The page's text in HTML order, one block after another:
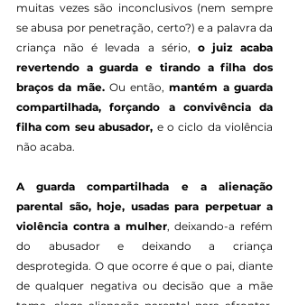
muitas vezes são inconclusivos (nem sempre
se abusa por penetração, certo?) e a palavra da
criança não é levada a sério, o juiz acaba
revertendo a guarda e tirando a filha dos
braços da mãe. Ou então, mantém a guarda
compartilhada, forçando a convivência da
filha com seu abusador, e o ciclo da violência
não acaba.
A guarda compartilhada e a alienação
parental são, hoje, usadas para perpetuar a
violência contra a mulher, deixando-a refém
do abusador e deixando a criança
desprotegida. O que ocorre é que o pai, diante
de qualquer negativa ou decisão que a mãe